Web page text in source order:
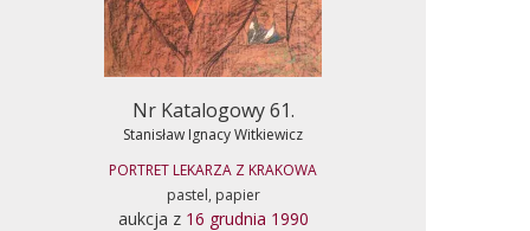
Nr Katalogowy 61.
Stanisław Ignacy Witkiewicz
PORTRET LEKARZA Z KRAKOWA
pastel, papier
aukcja z 16 grudnia 1990